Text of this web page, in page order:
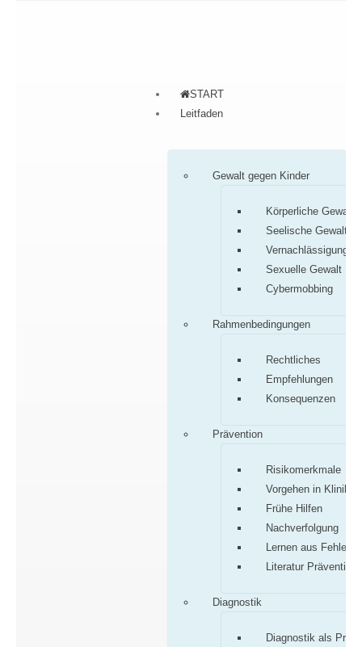
START
Leitfaden
Gewalt gegen Kinder
Körperliche Gewalt
Seelische Gewalt
Vernachlässigung
Sexuelle Gewalt
Cybermobbing
Rahmenbedingungen
Rechtliches
Empfehlungen
Konsequenzen
Prävention
Risikomerkmale
Vorgehen in Klinik/
Frühe Hilfen
Nachverfolgung
Lernen aus Fehlern
Literatur Prävention
Diagnostik
Diagnostik als